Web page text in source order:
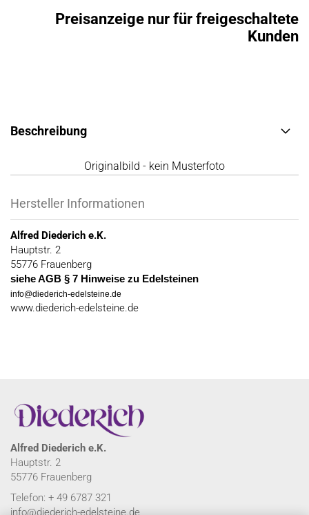
Preisanzeige nur für freigeschaltete
Kunden
Beschreibung
Originalbild - kein Musterfoto
Hersteller Informationen
Alfred Diederich e.K.
Hauptstr. 2
55776 Frauenberg
siehe AGB § 7 Hinweise zu Edelsteinen
info@diederich-edelsteine.de
www.diederich-edelsteine.de
Alfred Diederich e.K.
Hauptstr. 2
55776 Frauenberg
Telefon: + 49 6787 321
info@diederich-edelsteine.de